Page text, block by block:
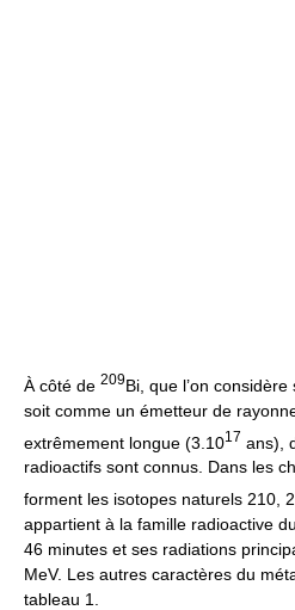
À côté de 209Bi, que l’on
soit comme un émetteur de
extrêmement longue (3.1017 ans),
radioactifs sont connus. Dans les
forment les isotopes naturels 210,
appartient à la famille radioactive
46 minutes et ses radiations
MeV. Les autres caractères du
tableau 1.